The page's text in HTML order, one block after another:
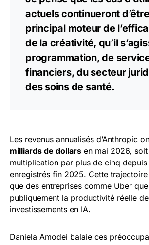
actuels continueront
principal moteur de
de la créativité, qu’il
programmation, de
financiers, du secteur
des soins de santé.
Les revenus annualisés d’Anthropic
milliards de dollars en mai 2026, soit
multiplication par plus de cinq depuis
enregistrés fin 2025. Cette
que des entreprises comme Uber
publiquement la productivité réelle
investissements en IA.
Daniela Amodei balaie ces